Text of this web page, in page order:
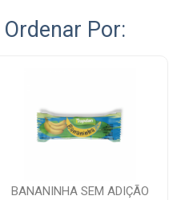
Ordenar Por:
BANANINHA SEM ADIÇÃO